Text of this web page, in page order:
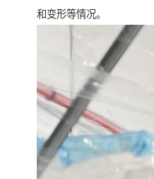
和变形等情况。